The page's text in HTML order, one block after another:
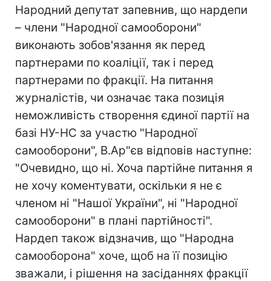
Народний депутат запевнив, що нардепи
– члени "Народної самооборони"
виконають зобов'язання як перед
партнерами по коаліції, так і перед
партнерами по фракції. На питання
журналістів, чи означає така позиція
неможливість створення єдиної партії на
базі НУ-НС за участю "Народної
самооборони", В.Ар"єв відповів наступне:
"Очевидно, що ні. Хоча партійне питання я
не хочу коментувати, оскільки я не є
членом ні "Нашої України", ні "Народної
самооборони" в плані партійності".
Нардеп також відзначив, що "Народна
самооборона" хоче, щоб на її позицію
зважали, і рішення на засіданнях фракції